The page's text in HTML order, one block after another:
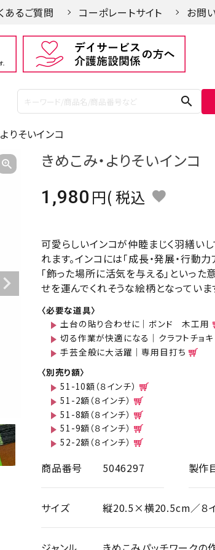
あるご質問 コーポレートサイト お問
search
りそいインコ
きめこみ・よりそいインコ
1,980
税込
可愛らしいインコが仲睦まじく羽繕い
れます。インコには「成長・発展・行動力
「飾った場所に活気を与える」といった
せを運んでくれそうな絵柄となっていま
〈必要な道具〉
土台の貼り合わせに｜ボンド 木工用
切る作業が快適になる｜クラフトチョキ
手芸全般に大活躍｜専用目打ち
〈別売り額〉
51-10額（８インチ）
51-2額（８インチ）
51-8額（８インチ）
51-9額（８インチ）
52-2額（８インチ）
商品番号 5046297 製作
サイズ 縦20.5×横20.5cm／８